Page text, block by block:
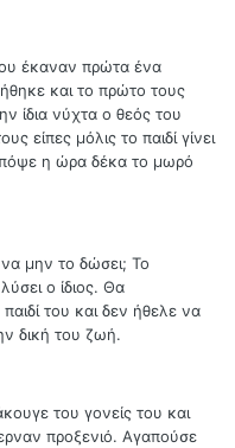
έκαναν πρώτα ένα
και το πρώτο τους
ίδια νύχτα ο θεός του
είπες μόλις το παιδί γίνει
η ώρα δέκα το μωρό
μην το δώσει; Το
ο ίδιος. Θα
του και δεν ήθελε να
δική του ζωή.
του γονείς του και
προξενιό. Αγαπούσε